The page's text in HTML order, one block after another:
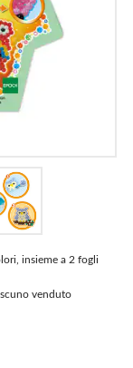
insieme a 2 fogli
venduto